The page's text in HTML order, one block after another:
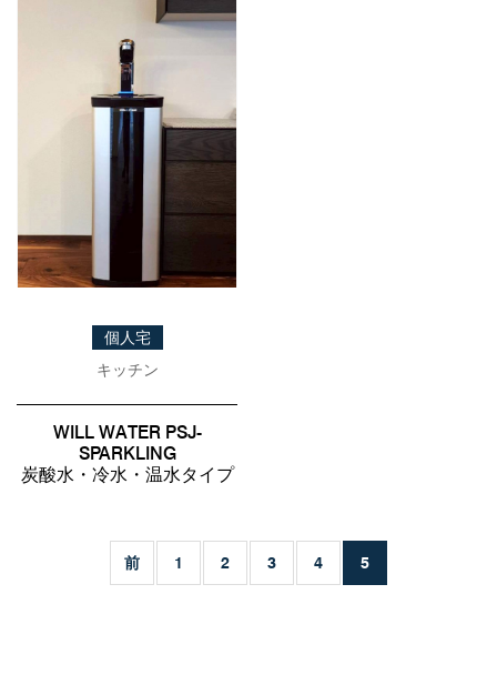
個人宅
キッチン
WILL WATER PSJ-
SPARKLING
炭酸水・冷水・温水タイプ
前 1 2 3 4 5